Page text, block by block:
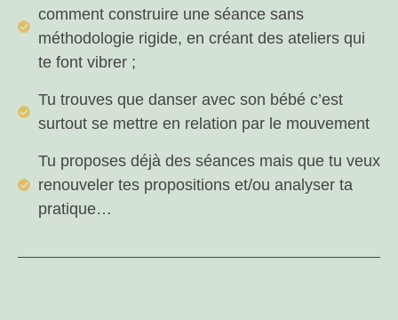
comment construire une séance sans
méthodologie rigide, en créant des ateliers qui
te font vibrer ;
Tu trouves que danser avec son bébé c’est
surtout se mettre en relation par le mouvement
Tu proposes déjà des séances mais que tu veux
renouveler tes propositions et/ou analyser ta
pratique…